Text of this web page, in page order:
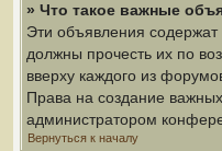
» Что такое важные
Эти объявления
должны прочесть их по
вверху каждого из
Права на создание
администратором
Вернуться к началу